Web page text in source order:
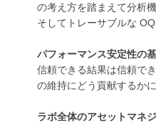
の考え方を踏まえて分析
そしてトレーサブルな
パフォーマンス安定性の
信頼できる結果は信頼で
の維持にどう貢献するか
ラボ全体のアセットマネ